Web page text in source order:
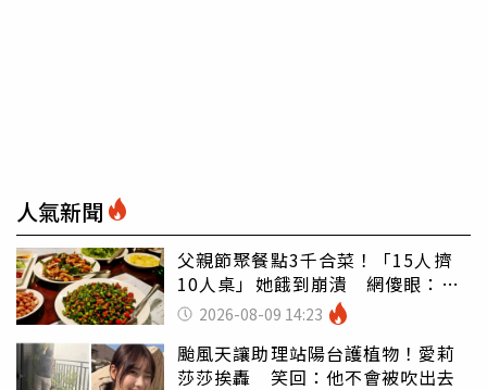
人氣新聞
父親節聚餐點3千合菜！「15人擠
10人桌」她餓到崩潰 網傻眼：讓
店家看笑話
2026-08-09 14:23
颱風天讓助理站陽台護植物！愛莉
莎莎挨轟 笑回：他不會被吹出去